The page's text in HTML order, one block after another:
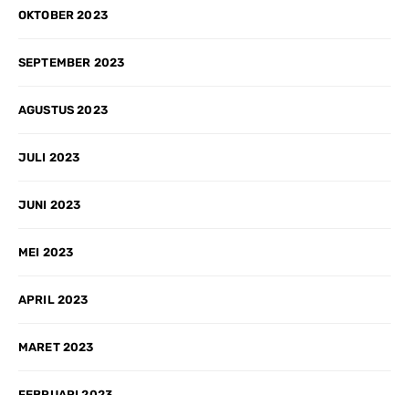
OKTOBER 2023
SEPTEMBER 2023
AGUSTUS 2023
JULI 2023
JUNI 2023
MEI 2023
APRIL 2023
MARET 2023